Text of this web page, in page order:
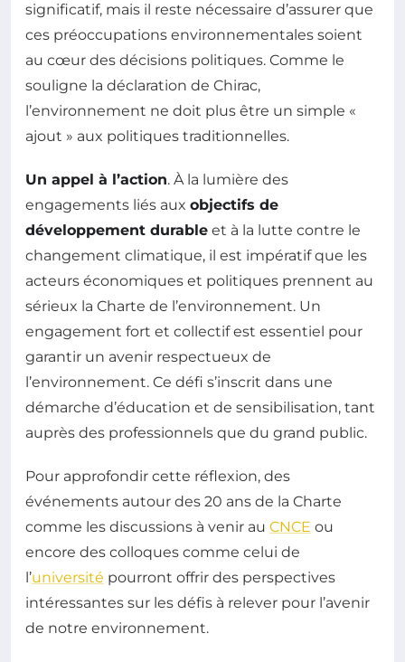
significatif, mais il reste nécessaire d’assurer que
ces préoccupations environnementales soient
au cœur des décisions politiques. Comme le
souligne la déclaration de Chirac,
l’environnement ne doit plus être un simple «
ajout » aux politiques traditionnelles.
Un appel à l’action. À la lumière des
engagements liés aux objectifs de
développement durable et à la lutte contre le
changement climatique, il est impératif que les
acteurs économiques et politiques prennent au
sérieux la Charte de l’environnement. Un
engagement fort et collectif est essentiel pour
garantir un avenir respectueux de
l’environnement. Ce défi s’inscrit dans une
démarche d’éducation et de sensibilisation, tant
auprès des professionnels que du grand public.
Pour approfondir cette réflexion, des
événements autour des 20 ans de la Charte
comme les discussions à venir au CNCE ou
encore des colloques comme celui de
l’université pourront offrir des perspectives
intéressantes sur les défis à relever pour l’avenir
de notre environnement.